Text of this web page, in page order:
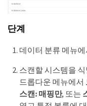
단계
데이터 분류 메뉴
스캔할 시스템을
드롭다운 메뉴에서
스캔: 매핑만, 또는